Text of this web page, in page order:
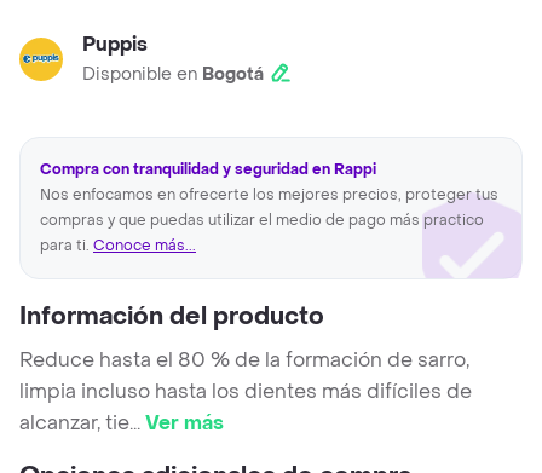
Puppis
Disponible en Bogotá
Compra con tranquilidad y seguridad en Rappi
Nos enfocamos en ofrecerte los mejores precios, proteger tus
compras y que puedas utilizar el medio de pago más practico
para ti. Conoce más...
Información del producto
Reduce hasta el 80 % de la formación de sarro,
limpia incluso hasta los dientes más difíciles de
alcanzar, tie...Ver más